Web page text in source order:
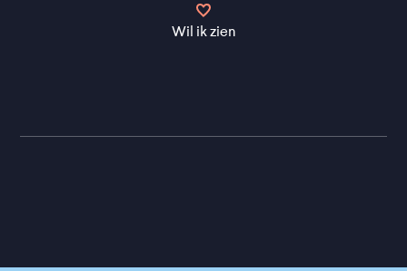
Wil ik zien